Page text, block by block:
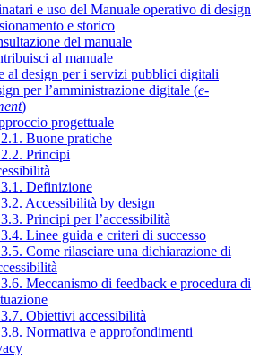
e uso del Manuale operativo di design
e storico
del manuale
al manuale
al design per i servizi pubblici digitali
per l’amministrazione digitale (e-
)
progettuale
Buone pratiche
Principi
Definizione
Accessibilità by design
Principi per l’accessibilità
Linee guida e criteri di successo
Come rilasciare una dichiarazione di
Meccanismo di feedback e procedura di
Obiettivi accessibilità
Normativa e approfondimenti